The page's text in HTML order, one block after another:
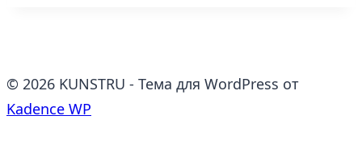
© 2026 KUNSTRU - Тема для WordPress от
Kadence WP